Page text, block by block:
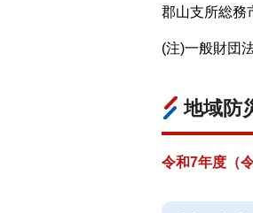
郡山支所総務
(注)一般財団
地域防
令和7年度（